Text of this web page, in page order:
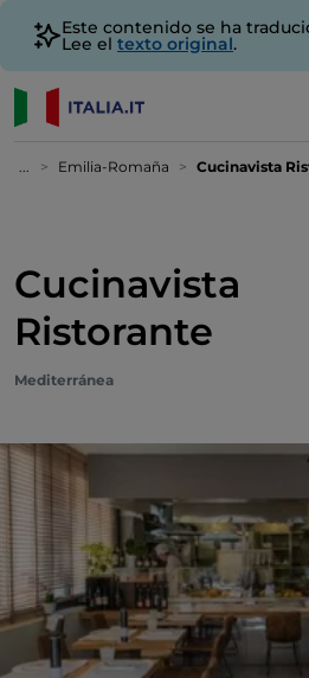
Este contenido se ha
Lee el texto original.
... Emilia-Romaña Cucinavista
Cucinavista
Ristorante
Mediterránea